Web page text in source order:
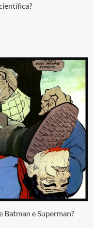
Batman e Superman?